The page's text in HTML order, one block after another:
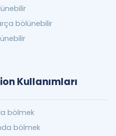
bölünebilir
Kullanımları
bölmek
bölmek